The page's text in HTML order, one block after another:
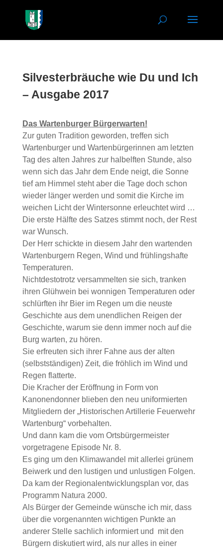
Silvesterbräuche wie Du und Ich
– Ausgabe 2017
Das Wartenburger Bürgerwarten!
Zur guten Tradition geworden, treffen sich
Wartenburger und Wartenbürgerinnen am letzten
Tag des alten Jahres zur halbelften Stunde, also
wenn sich das Jahr dem Ende neigt, die Sonne
tief am Himmel steht aber die Tage doch schon
wieder länger werden und somit die Kirche im
weichen Licht der Wintersonne erleuchtet wird …
Die erste Hälfte des Satzes stimmt noch, der Rest
war Wunsch.
Der Herr schickte in diesem Jahr den wartenden
Wartenburgern Regen, Wind und frühlingshafte
Temperaturen.
Nichtdestotrotz versammelten sie sich, tranken
ihren Glühwein bei wonnigen Temperaturen oder
schlürften ihr Bier im Regen um die neuste
Geschichte aus dem unendlichen Reigen der
Geschichte, warum sie denn immer noch auf die
Burg warten, zu hören.
Sie erfreuten sich ihrer Fahne aus der alten
(selbstständigen) Zeit, die fröhlich im Wind und
Regen flatterte.
Die Kracher der Eröffnung in Form von
Kanonendonner blieben den neu uniformierten
Mitgliedern der „Historischen Artillerie Feuerwehr
Wartenburg“ vorbehalten.
Und dann kam die vom Ortsbürgermeister
vorgetragene Episode Nr. 8.
Es ging um den Klimawandel mit allerlei grünem
Beiwerk und den lustigen und unlustigen Folgen.
Da kam der Regionalentwicklungsplan vor, das
Programm Natura 2000.
Als Bürger der Gemeinde wünsche ich mir, dass
über die vorgenannten wichtigen Punkte an
anderer Stelle sachlich informiert und mit den
Bürgern diskutiert wird, als nur alles in einer